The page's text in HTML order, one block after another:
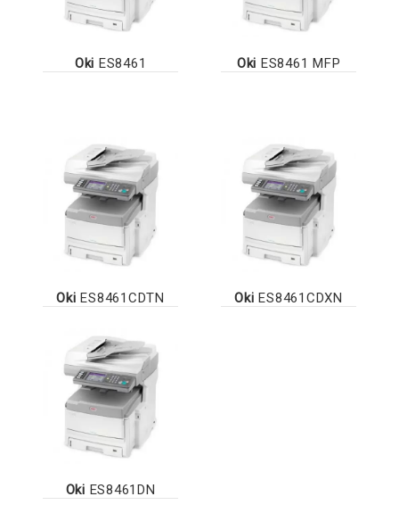
Oki ES8461 Oki ES8461 MFP
Oki ES8461CDTN Oki ES8461CDXN
Oki ES8461DN